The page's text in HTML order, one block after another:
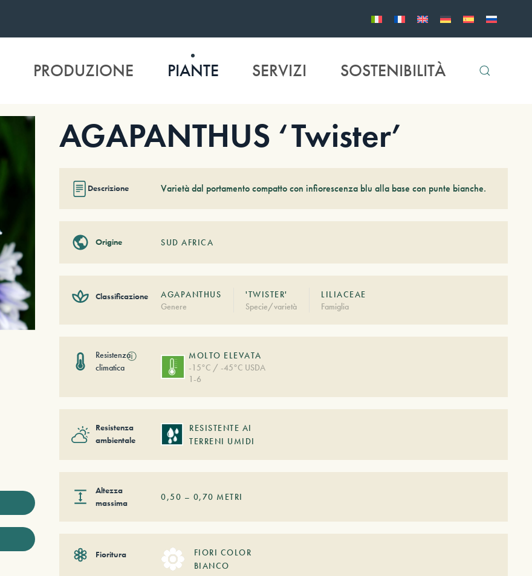
PRODUZIONE PIANTE SERVIZI SOSTENIBILITÀ
AGAPANTHUS ‘Twister’
Descrizione Varietà dal portamento compatto con infiorescenza blu alla base con punte bianche.
Origine SUD AFRICA
Classificazione
AGAPANTHUS
Genere
'TWISTER'
Specie/varietà
LILIACEAE
Famiglia
Resistenza
climatica
ⓘ
MOLTO ELEVATA
-15°C / -45°C USDA
1-6
Resistenza
ambientale
RESISTENTE AI
TERRENI UMIDI
Altezza
massima
0,50 – 0,70 METRI
Fioritura
FIORI COLOR
BIANCO